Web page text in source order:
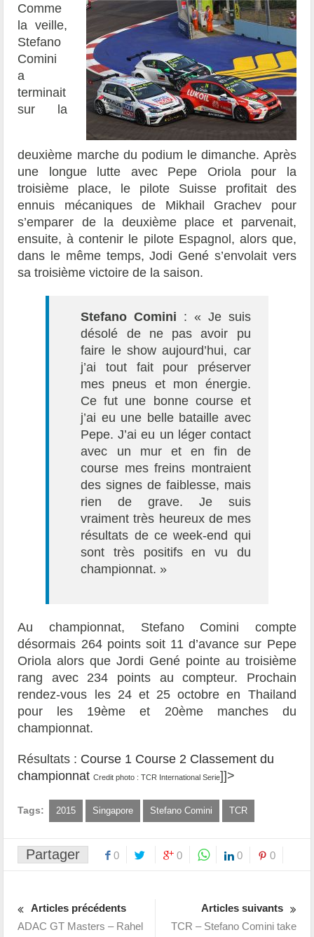
Comme
la veille,
Stefano
Comini
a
terminait
sur la
deuxième marche du podium le dimanche. Après
une longue lutte avec Pepe Oriola pour la
troisième place, le pilote Suisse profitait des
ennuis mécaniques de Mikhail Grachev pour
s’emparer de la deuxième place et parvenait,
ensuite, à contenir le pilote Espagnol, alors que,
dans le même temps, Jodi Gené s’envolait vers
sa troisième victoire de la saison.
Stefano Comini : « Je suis
désolé de ne pas avoir pu
faire le show aujourd’hui, car
j’ai tout fait pour préserver
mes pneus et mon énergie.
Ce fut une bonne course et
j’ai eu une belle bataille avec
Pepe. J’ai eu un léger contact
avec un mur et en fin de
course mes freins montraient
des signes de faiblesse, mais
rien de grave. Je suis
vraiment très heureux de mes
résultats de ce week-end qui
sont très positifs en vu du
championnat. »
Au championnat, Stefano Comini compte
désormais 264 points soit 11 d’avance sur Pepe
Oriola alors que Jordi Gené pointe au troisième
rang avec 234 points au compteur. Prochain
rendez-vous les 24 et 25 octobre en Thailand
pour les 19ème et 20ème manches du
championnat.
Résultats : Course 1 Course 2 Classement du
championnat Credit photo : TCR International Serie]]>
Tags: 2015 Singapore Stefano Comini TCR
Partager 0 0 0 0
Articles précédents
ADAC GT Masters – Rahel
Articles suivants
TCR – Stefano Comini take